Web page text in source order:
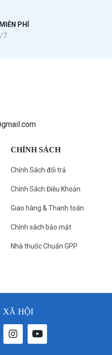
PHÍ
7
CHÍNH SÁCH
Chính Sách đổi trả
Chính Sách Điều Khoản
Giao hàng & Thanh toán
Chính sách bảo mật
Nhà thuốc Chuẩn GPP
XÃ HỘI